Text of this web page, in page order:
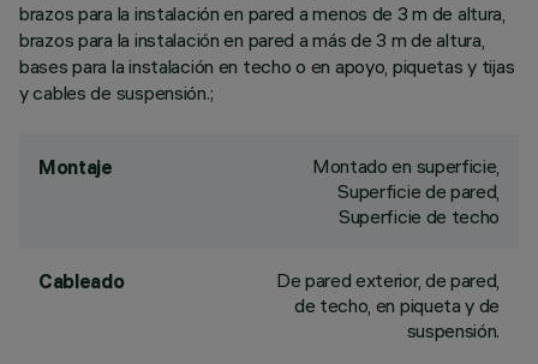
brazos para la instalación en pared a menos de 3 m de altura,
brazos para la instalación en pared a más de 3 m de altura,
bases para la instalación en techo o en apoyo, piquetas y tijas
y cables de suspensión.;
Montaje
Montado en superficie,
Superficie de pared,
Superficie de techo
Cableado
De pared exterior, de pared,
de techo, en piqueta y de
suspensión.